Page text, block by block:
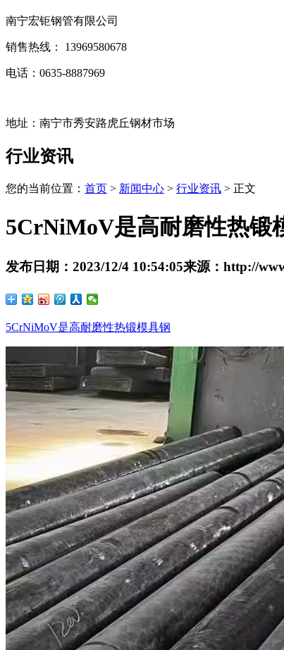
南宁宏钜钢管有限公司
销售热线： 13969580678
电话：0635-8887969
地址：南宁市秀安路虎丘钢材市场
行业资讯
您的当前位置： 首页 > 新闻中心 > 行业资讯 > 正文
5CrNiMoV是高耐磨性热锻
发布日期： 2023/12/4 10:54:05来源： http://
5CrNiMoV是高耐磨性热锻模具钢